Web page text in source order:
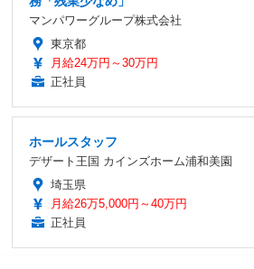
マンパワーグループ株式会社
東京都
月給24万円～30万円
正社員
ホールスタッフ
デザート王国 カインズホーム浦和美園
埼玉県
月給26万5,000円～40万円
正社員